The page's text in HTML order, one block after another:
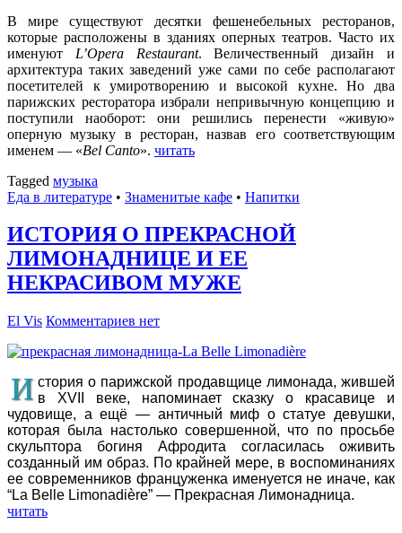
В мире существуют десятки фешенебельных ресторанов,
которые расположены в зданиях оперных театров. Часто их
именуют L’Opera Restaurant. Величественный дизайн и
архитектура таких заведений уже сами по себе располагают
посетителей к умиротворению и высокой кухне. Но два
парижских ресторатора избрали непривычную концепцию и
поступили наоборот: они решились перенести «живую»
оперную музыку в ресторан, назвав его соответствующим
именем — «Bel Canto». читать
Tagged музыка
Еда в литературе • Знаменитые кафе • Напитки
ИСТОРИЯ О ПРЕКРАСНОЙ
ЛИМОНАДНИЦЕ И ЕЕ
НЕКРАСИВОМ МУЖЕ
El Vis Комментариев нет
И стория о парижской продавщице лимонада, жившей
в XVII веке, напоминает сказку о красавице и
чудовище, а ещё — античный миф о статуе девушки,
которая была настолько совершенной, что по просьбе
скульптора богиня Афродита согласилась оживить
созданный им образ. По крайней мере, в воспоминаниях
ее современников француженка именуется не иначе, как
“La Belle Limonadière” — Прекрасная Лимонадница.
читать